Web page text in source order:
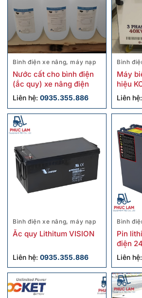
Bình điện xe nâng, máy nạp
Nước cất cho bình điện
(ắc quy) xe nâng điện
Liên hệ: 0935.355.886
Bình
Máy
hiệu
xe
Liên hệ:
Bình điện xe nâng, máy nạp
Ắc quy Lithitum VISION
Liên hệ: 0935.355.886
Bình
Pin
điện
8-
Liên hệ: